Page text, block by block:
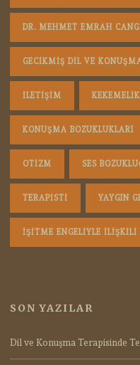
DR. MEHMET EMRAH
GECIKMIŞ DIL VE
ILETIŞIM KEKEMELIK
KONUŞMA BOZUKLUKLARI
OTIZM SES
TERAPISTI YAYGIN
İŞITME ENGELIYLE İLIŞKILI
SON YAZILAR
Dil ve Konuşma Terapisinde